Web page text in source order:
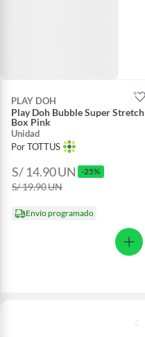
PLAY DOH
Play Doh Bubble Super Stretch
Box Pink
Unidad
Por TOTTUS
S/ 14.90UN -25%
S/ 19.90UN
Envío programado